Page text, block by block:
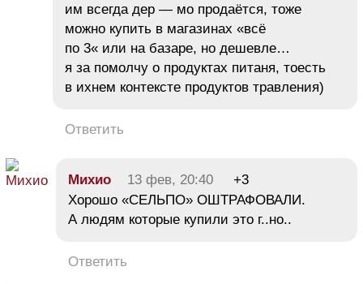
им всегда дер — мо продаётся, тоже
можно купить в магазинах «всё
по 3« или на базаре, но дешевле…
я за помолчу о продуктах питаня, тоесть
в ихнем контексте продуктов травления)
Ответить
Михио 13 фев, 20:40
+3
Хорошо «СЕЛЬПО» ОШТРАФОВАЛИ.
А людям которые купили это г..но..
Ответить